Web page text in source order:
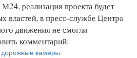
реализация проекта будет
властей, в пресс-службе Центра
движения не смогли
комментарий.
дорожные камеры